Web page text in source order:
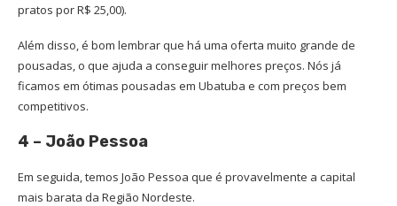
pratos por R$ 25,00).
Além disso, é bom lembrar que há uma oferta muito grande de
pousadas, o que ajuda a conseguir melhores preços. Nós já
ficamos em ótimas pousadas em Ubatuba e com preços bem
competitivos.
4 – João Pessoa
Em seguida, temos João Pessoa que é provavelmente a capital
mais barata da Região Nordeste.